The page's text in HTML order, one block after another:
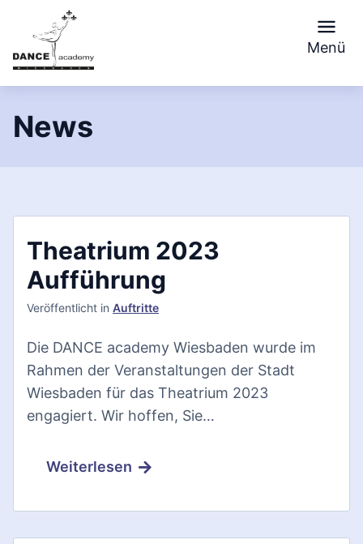
content
Menü
News
Theatrium 2023
Aufführung
Veröffentlicht in Auftritte
Die DANCE academy Wiesbaden wurde im
Rahmen der Veranstaltungen der Stadt
Wiesbaden für das Theatrium 2023
engagiert. Wir hoffen, Sie…
Weiterlesen